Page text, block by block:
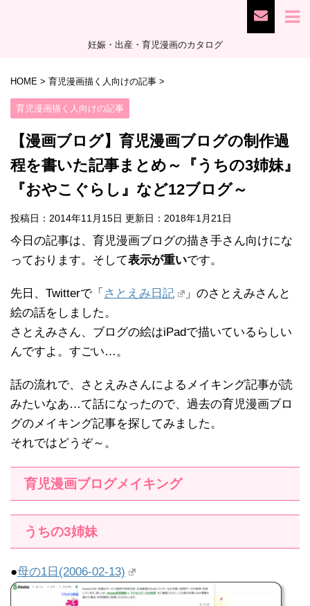
妊娠・出産・育児漫画のカタログ
HOME > 育児漫画描く人向けの記事 >
育児漫画描く人向けの記事
【漫画ブログ】育児漫画ブログの制作過
程を書いた記事まとめ～『うちの3姉妹』
『おやこぐらし』など12ブログ～
投稿日：2014年11月15日 更新日： 2018年1月21日
今日の記事は、育児漫画ブログの描き手さん向けにな
っております。そして表示が重いです。
先日、Twitterで「 さとえみ日記
」のさとえみさんと
絵の話をしました。
さとえみさん、ブログの絵はiPadで描いているらしい
んですよ。すごい…。
話の流れで、さとえみさんによるメイキング記事が読
みたいなあ…て話になったので、過去の育児漫画ブロ
グのメイキング記事を探してみました。
それではどうぞ～。
育児漫画ブログメイキング
うちの3姉妹
●母の1日(2006-02-13)